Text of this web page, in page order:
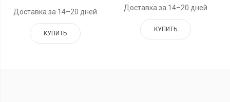
Доставка за 14–20 дней
КУПИТЬ
Доставка за 14–20 дней
КУПИТЬ